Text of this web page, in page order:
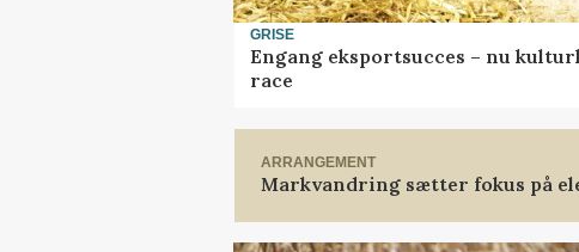
GRISE
Engang eksportsucces – nu
race
ARRANGEMENT
Markvandring sætter fokus på